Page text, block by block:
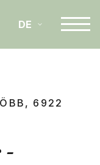
DE
6922
-